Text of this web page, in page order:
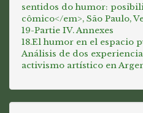
sentidos do humor:
cômico</em>, São Paulo,
19-Partie IV. Annexes
18.El humor en el espacio
Análisis de dos
activismo artístico en